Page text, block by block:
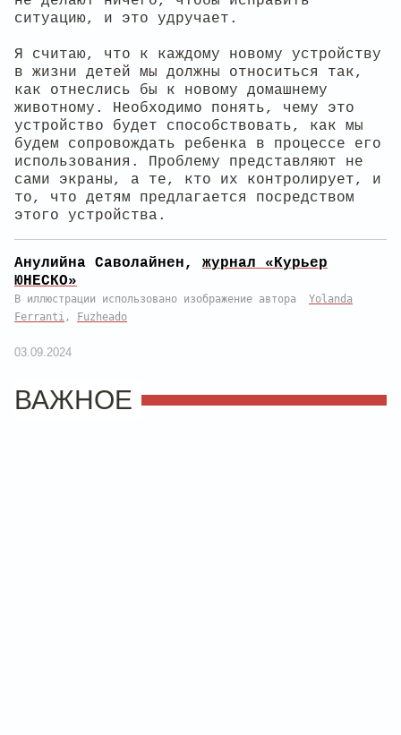
ситуацию, и это удручает.
Я считаю, что к каждому новому устройству
в жизни детей мы должны относиться так,
как отнеслись бы к новому домашнему
животному. Необходимо понять, чему это
устройство будет способствовать, как мы
будем сопровождать ребенка в процессе его
использования. Проблему представляют не
сами экраны, а те, кто их контролирует, и
то, что детям предлагается посредством
этого устройства.
Анулийна Саволайнен, журнал «Курьер
ЮНЕСКО»
В иллюстрации использовано изображение автора Yolanda
Ferranti , Fuzheado
03.09.2024
ВАЖНОЕ